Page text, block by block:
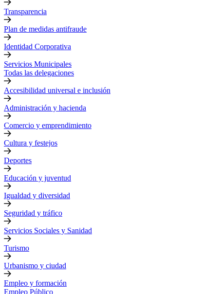
Transparencia
Plan de medidas antifraude
Identidad Corporativa
Servicios Municipales
Todas las delegaciones
Accesibilidad universal e inclusión
Administración y hacienda
Comercio y emprendimiento
Cultura y festejos
Deportes
Educación y juventud
Igualdad y diversidad
Seguridad y tráfico
Servicios Sociales y Sanidad
Turismo
Urbanismo y ciudad
Empleo y formación
Empleo Público